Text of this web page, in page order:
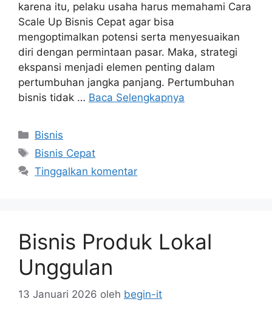
karena itu, pelaku usaha harus memahami Cara
Scale Up Bisnis Cepat agar bisa
mengoptimalkan potensi serta menyesuaikan
diri dengan permintaan pasar. Maka, strategi
ekspansi menjadi elemen penting dalam
pertumbuhan jangka panjang. Pertumbuhan
bisnis tidak … Baca Selengkapnya
Kategori
Bisnis
Tag
Bisnis Cepat
Tinggalkan komentar
Bisnis Produk Lokal
Unggulan
13 Januari 2026 oleh begin-it